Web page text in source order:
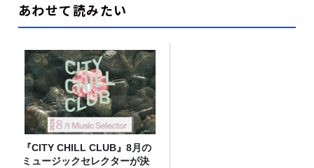
あわせて読みたい
『CITY CHILL CLUB』8月の
ミュージックセレクターが決